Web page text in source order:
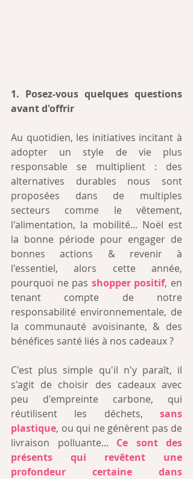
1. Posez-vous quelques questions
avant d'offrir
Au quotidien, les initiatives incitant à
adopter un style de vie plus
responsable se multiplient : des
alternatives durables nous sont
proposées dans de multiples
secteurs comme le vêtement,
l'alimentation, la mobilité... Noël est
la bonne période pour engager de
bonnes actions & revenir à
l'essentiel, alors cette année,
pourquoi ne pas shopper positif, en
tenant compte de notre
responsabilité environnementale, de
la communauté avoisinante, & des
bénéfices santé liés à nos cadeaux ?
C'est plus simple qu'il n'y paraît, il
s'agit de choisir des cadeaux avec
peu d'empreinte carbone, qui
réutilisent les déchets, sans
plastique, ou qui ne génèrent pas de
livraison polluante... Ce sont des
présents qui revêtent une
profondeur certaine dans